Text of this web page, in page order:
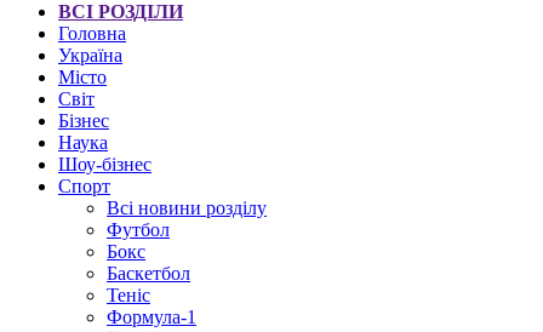
ВСІ РОЗДІЛИ
Головна
Україна
Місто
Світ
Бізнес
Наука
Шоу-бізнес
Спорт
Всі новини розділу
Футбол
Бокс
Баскетбол
Теніс
Формула-1